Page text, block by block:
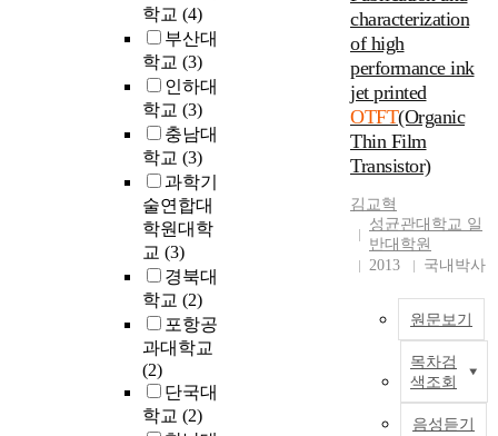
학교 (4)
부산대
학교 (3)
인하대
학교 (3)
충남대
학교 (3)
과학기
술연합대
학원대학
교 (3)
경북대
학교 (2)
포항공
과대학교
(2)
단국대
학교 (2)
e
g
characterization
of high
performance ink
jet printed
OTFT(Organic
Thin Film
Transistor)
김교혁
성균관대학교 일
반대학원
2013
국내박사
원문보기
목차검
색조회
음성듣기